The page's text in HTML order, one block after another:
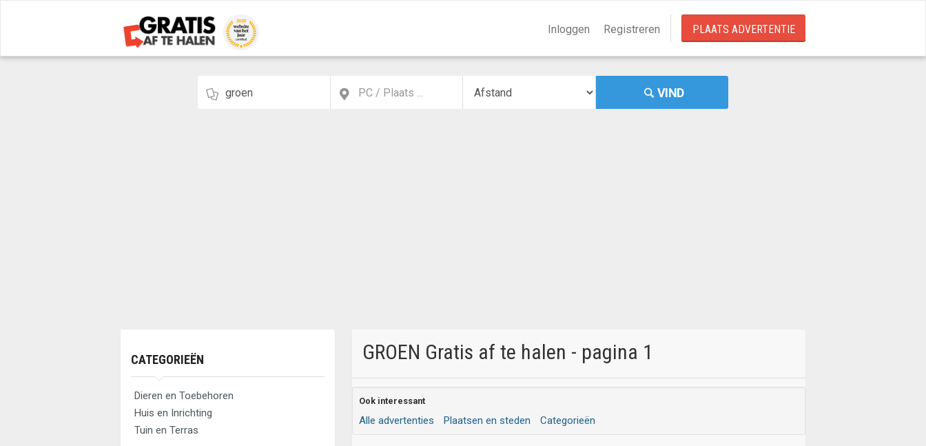
Inloggen Registreren PLAATS ADVERTENTIE
VIND
CATEGORIEËN
Dieren en Toebehoren
Huis en Inrichting
Tuin en Terras
GROEN Gratis af te halen - pagina 1
Ook interessant
Alle advertenties Plaatsen en steden Categorieën